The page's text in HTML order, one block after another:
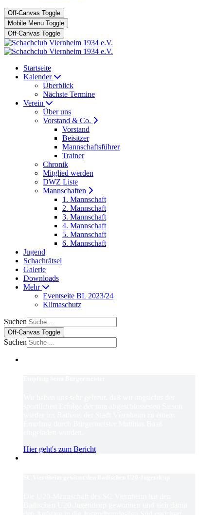
Off-Canvas Toggle
Mobile Menu Toggle
Off-Canvas Toggle
Startseite
Kalender
Überblick
Nächste Termine
Verein
Über uns
Vorstand & Co.
Vorstand
Beisitzer
Mannschaftsführer
Trainer
Chronik
Mitglied werden
DWZ Liste
Mannschaften
1. Mannschaft
2. Mannschaft
3. Mannschaft
4. Mannschaft
5. Mannschaft
6. Mannschaft
Jugend
Schachrätsel
Galerie
Downloads
Mehr
Eventseite BL 2023/24
Klimaschutz
Suchen
Off-Canvas Toggle
Suchen
Hier geht's zum Bericht